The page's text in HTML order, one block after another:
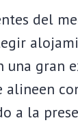
del
una gran
a la